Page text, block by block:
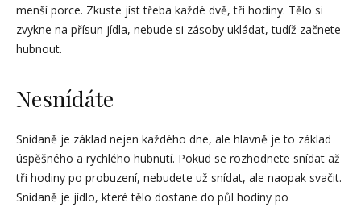
menší porce. Zkuste jíst třeba každé dvě, tři hodiny. Tělo si
zvykne na přísun jídla, nebude si zásoby ukládat, tudíž začnete
hubnout.
Nesnídáte
Snídaně je základ nejen každého dne, ale hlavně je to základ
úspěšného a rychlého hubnutí. Pokud se rozhodnete snídat až
tři hodiny po probuzení, nebudete už snídat, ale naopak svačit.
Snídaně je jídlo, které tělo dostane do půl hodiny po